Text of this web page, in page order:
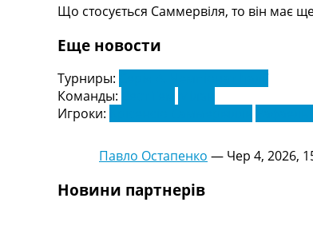
Головна
Відео
Новини футболу України
Футбольні трансфери
Останні коментарі
Конкурс прогнозів
Рейтінги
Колективний прогноз
Що стосується Саммервіля, то він має
Еще новости
Турниры:
Команды:
Игроки:
Павло Остапенко — Чер 4, 2026,
Новини партнерів